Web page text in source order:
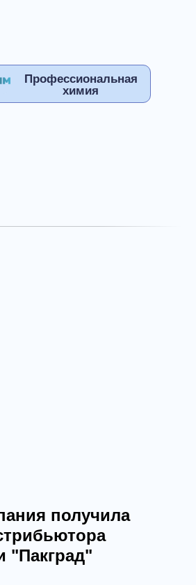
Профессиональная
химия
ассортимент:
для запайки и
— надежные решения
бизнеса